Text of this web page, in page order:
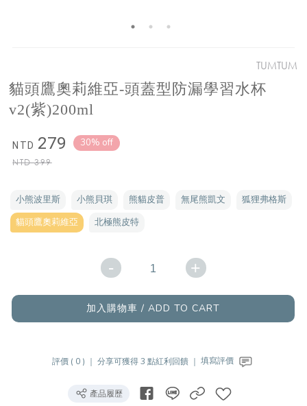
TUMTUM
貓頭鷹奧莉維亞-頭蓋型防漏學習水杯
v2(紫)200ml
NTD 279
NTD399
30% off
小熊波里斯 小熊貝琪 熊貓皮普 無尾熊凱文
狐狸弗格斯
貓頭鷹奧莉維亞
北極熊皮特
- +
加入購物車 / ADD TO CART
評價 ( 0 ) ｜ 分享可獲得 3 點紅利回饋 ｜ 填寫評價
產品履歷